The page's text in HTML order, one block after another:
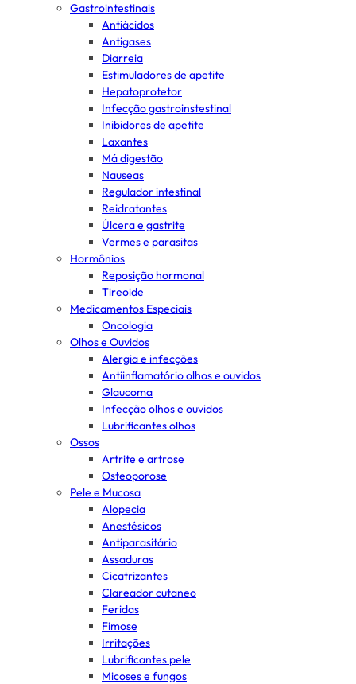
Gastrointestinais
Antiácidos
Antigases
Diarreia
Estimuladores de apetite
Hepatoprotetor
Infecção gastroinstestinal
Inibidores de apetite
Laxantes
Má digestão
Nauseas
Regulador intestinal
Reidratantes
Úlcera e gastrite
Vermes e parasitas
Hormônios
Reposição hormonal
Tireoide
Medicamentos Especiais
Oncologia
Olhos e Ouvidos
Alergia e infecções
Antiinflamatório olhos e ouvidos
Glaucoma
Infecção olhos e ouvidos
Lubrificantes olhos
Ossos
Artrite e artrose
Osteoporose
Pele e Mucosa
Alopecia
Anestésicos
Antiparasitário
Assaduras
Cicatrizantes
Clareador cutaneo
Feridas
Fimose
Irritações
Lubrificantes pele
Micoses e fungos